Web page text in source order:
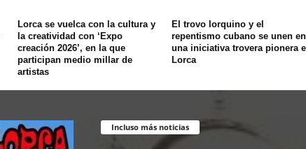
Lorca se vuelca con la cultura y
la creatividad con ‘Expo
creación 2026’, en la que
participan medio millar de
artistas
El trovo lorquino y el
repentismo cubano se unen en
una iniciativa trovera pionera
Lorca
Incluso más noticias